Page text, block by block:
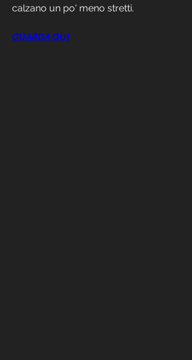
calzano un po' meno stretti.
GUARDA QUI